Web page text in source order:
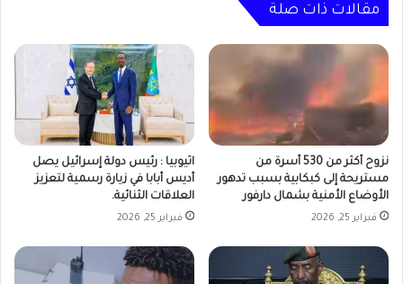
مقالات ذات صلة
نزوح أكثر من 530 أسرة من
مستريحة إلى كبكابية بسبب تدهور
الأوضاع الأمنية بشمال دارفور
فبراير 25, 2026
اثيوبيا : رئيس دولة إسرائيل يصل
أديس أبابا في زيارة رسمية لتعزيز
العلاقات الثنائية.
فبراير 25, 2026